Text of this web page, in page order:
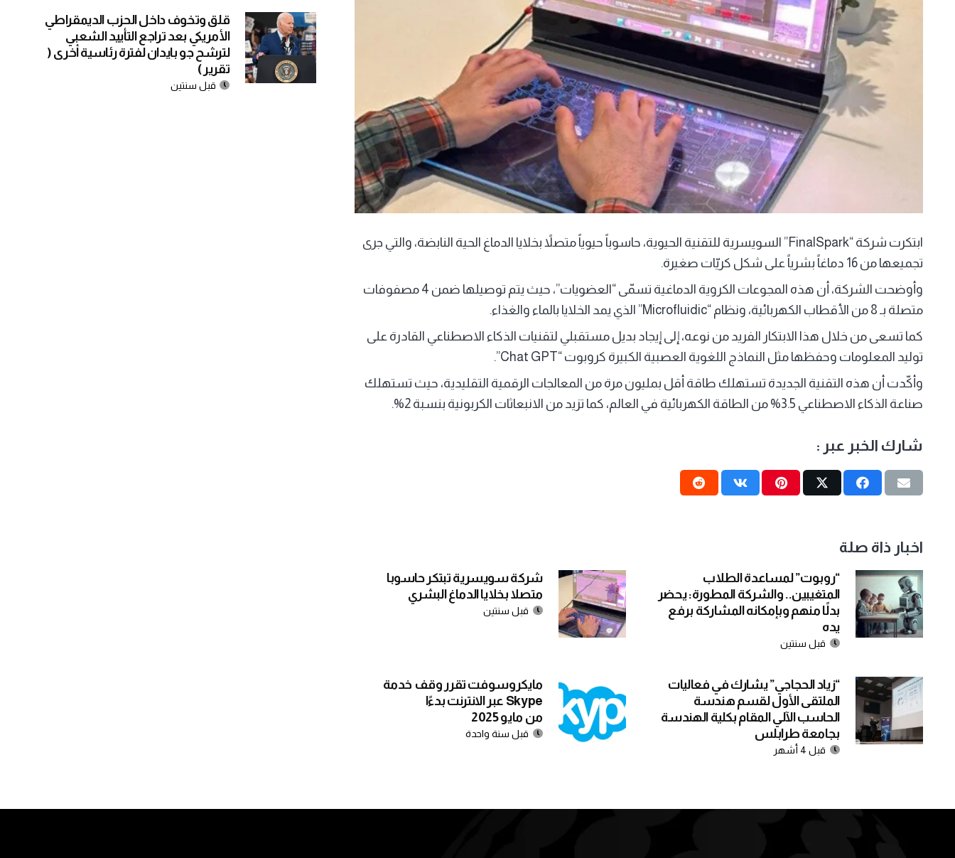
ابتكرت شركة “FinalSpark” السويسرية للتقنية الحيوية، حاسوباً حيوياً متصلاً بخلايا الدماغ الحية النابضة، والتي جرى
تجميعها من 16 دماغاً بشرياً على شكل كريّات صغيرة.
وأوضحت الشركة، أن هذه المجوعات الكروية الدماغية تسمّى “العضويات”، حيث يتم توصيلها ضمن 4 مصفوفات
متصلة بـ 8 من الأقطاب الكهربائية، ونظام “Microfluidic” الذي يمد الخلايا بالماء والغذاء.
كما تسعى من خلال هذا الابتكار الفريد من نوعه، إلى إيجاد بديل مستقبلي لتقنيات الذكاء الاصطناعي القادرة على
توليد المعلومات وحفظها مثل النماذج اللغوية العصبية الكبيرة كروبوت “Chat GPT”.
وأكّدت أن هذه التقنية الجديدة تستهلك طاقة أقل بمليون مرة من المعالجات الرقمية التقليدية، حيث تستهلك
صناعة الذكاء الاصطناعي 3.5% من الطاقة الكهربائية في العالم، كما تزيد من الانبعاثات الكربونية بنسبة 2%.
شارك الخبر عبر :
اخبار ذاة صلة
“روبوت” لمساعدة الطلاب
المتغيبين.. والشركة المطورة: يحضر
بدلًا منهم وبإمكانه المشاركة برفع
يده
قبل سنتين
شركة سويسرية تبتكر حاسوبا
متصلا بخلايا الدماغ البشري
قبل سنتين
“زياد الحجاجي” يشارك في فعاليات
الملتقى الأول لقسم هندسة
الحاسب الآلي المقام بكلية الهندسة
بجامعة طرابلس
قبل 4 أشهر
مايكروسوفت تقرر وقف خدمة
Skype عبر الانترنت بدءًا
من مايو 2025
قبل سنة واحدة
قلق وتخوف داخل الحزب الديمقراطي
الأمريكي بعد تراجع التأييد الشعبي
لترشح جو بايدان لفترة رئاسية أخرى (
تقرير )
قبل سنتين